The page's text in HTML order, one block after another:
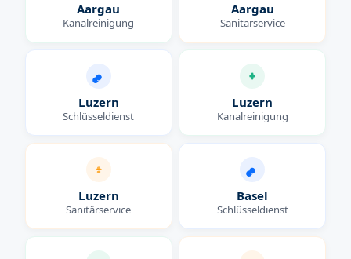
Aargau
Kanalreinigung
Aargau
Sanitärservice
Luzern
Schlüsseldienst
Luzern
Kanalreinigung
Luzern
Sanitärservice
Basel
Schlüsseldienst